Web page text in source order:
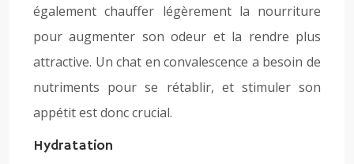
également chauffer légèrement la nourriture
pour augmenter son odeur et la rendre plus
attractive. Un chat en convalescence a besoin de
nutriments pour se rétablir, et stimuler son
appétit est donc crucial.
Hydratation